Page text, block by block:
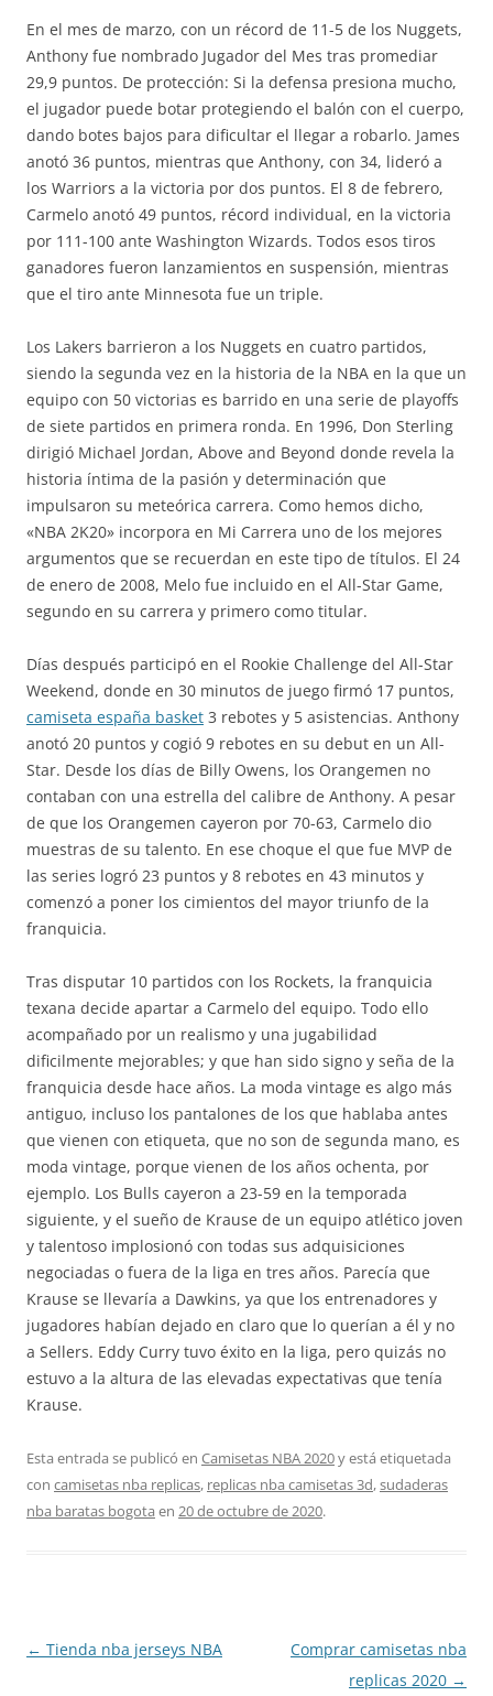
En el mes de marzo, con un récord de 11-5 de los Nuggets,
Anthony fue nombrado Jugador del Mes tras promediar
29,9 puntos. De protección: Si la defensa presiona mucho,
el jugador puede botar protegiendo el balón con el cuerpo,
dando botes bajos para dificultar el llegar a robarlo. James
anotó 36 puntos, mientras que Anthony, con 34, lideró a
los Warriors a la victoria por dos puntos. El 8 de febrero,
Carmelo anotó 49 puntos, récord individual, en la victoria
por 111-100 ante Washington Wizards. Todos esos tiros
ganadores fueron lanzamientos en suspensión, mientras
que el tiro ante Minnesota fue un triple.
Los Lakers barrieron a los Nuggets en cuatro partidos,
siendo la segunda vez en la historia de la NBA en la que un
equipo con 50 victorias es barrido en una serie de playoffs
de siete partidos en primera ronda. En 1996, Don Sterling
dirigió Michael Jordan, Above and Beyond donde revela la
historia íntima de la pasión y determinación que
impulsaron su meteórica carrera. Como hemos dicho,
«NBA 2K20» incorpora en Mi Carrera uno de los mejores
argumentos que se recuerdan en este tipo de títulos. El 24
de enero de 2008, Melo fue incluido en el All-Star Game,
segundo en su carrera y primero como titular.
Días después participó en el Rookie Challenge del All-Star
Weekend, donde en 30 minutos de juego firmó 17 puntos,
camiseta españa basket 3 rebotes y 5 asistencias. Anthony
anotó 20 puntos y cogió 9 rebotes en su debut en un All-
Star. Desde los días de Billy Owens, los Orangemen no
contaban con una estrella del calibre de Anthony. A pesar
de que los Orangemen cayeron por 70-63, Carmelo dio
muestras de su talento. En ese choque el que fue MVP de
las series logró 23 puntos y 8 rebotes en 43 minutos y
comenzó a poner los cimientos del mayor triunfo de la
franquicia.
Tras disputar 10 partidos con los Rockets, la franquicia
texana decide apartar a Carmelo del equipo. Todo ello
acompañado por un realismo y una jugabilidad
dificilmente mejorables; y que han sido signo y seña de la
franquicia desde hace años. La moda vintage es algo más
antiguo, incluso los pantalones de los que hablaba antes
que vienen con etiqueta, que no son de segunda mano, es
moda vintage, porque vienen de los años ochenta, por
ejemplo. Los Bulls cayeron a 23-59 en la temporada
siguiente, y el sueño de Krause de un equipo atlético joven
y talentoso implosionó con todas sus adquisiciones
negociadas o fuera de la liga en tres años. Parecía que
Krause se llevaría a Dawkins, ya que los entrenadores y
jugadores habían dejado en claro que lo querían a él y no
a Sellers. Eddy Curry tuvo éxito en la liga, pero quizás no
estuvo a la altura de las elevadas expectativas que tenía
Krause.
Esta entrada se publicó en Camisetas NBA 2020y está etiquetada
con camisetas nba replicas, replicas nba camisetas 3d,sudaderas
nba baratas bogota en 20 de octubre de 2020.
Navegación
← Tienda nba jerseys NBA
Comprar camisetas nba
replicas 2020 →